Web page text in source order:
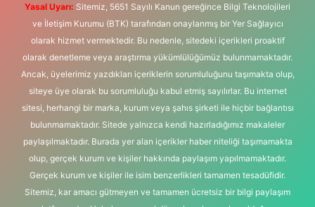
Yasal Uyarı: Sitemiz, 5651 Sayılı Kanun gereğince Bilgi Teknolojileri
ve İletişim Kurumu (BTK) tarafından onaylanmış bir Yer Sağlayıcı
olarak hizmet vermektedir. Bu nedenle, sitedeki içerikleri proaktif
olarak denetleme veya araştırma yükümlülüğümüz bulunmamaktadır.
Ancak, üyelerimiz yazdıkları içeriklerin sorumluluğunu taşımakta olup,
siteye üye olarak bu sorumluluğu kabul etmiş sayılırlar. Bu internet
sitesi, herhangi bir marka, kurum veya şahıs şirketi ile hiçbir bağlantısı
bulunmamaktadır. Sitede yalnızca kendi hazırladığımız makaleler
paylaşılmaktadır. Burada yer alan içerikler haber niteliği taşımamakta
olup, gerçek kurum ve kişiler hakkında paylaşım yapılmamaktadır.
Gerçek kurum ve kişiler ile isim benzerlikleri tamamen tesadüfidir.
Sitemiz, kar amacı gütmeyen ve tamamen ücretsiz bir bilgi paylaşım